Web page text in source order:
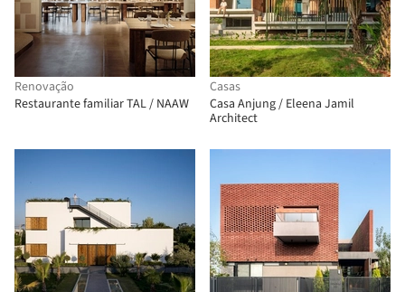
Renovação
Restaurante familiar TAL / NAAW
Casas
Casa Anjung / Eleena Jamil
Architect